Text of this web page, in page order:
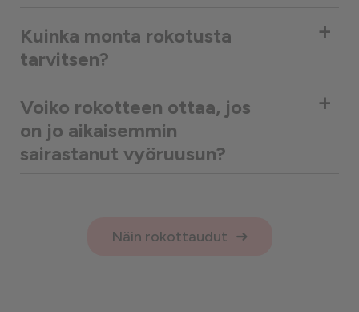
Kuinka monta rokotusta
tarvitsen?
+
Voiko rokotteen ottaa, jos
on jo aikaisemmin
sairastanut vyöruusun?
+
Näin rokottaudut